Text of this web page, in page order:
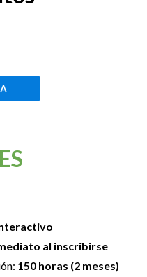
al inscribirse
150 horas (2 meses)